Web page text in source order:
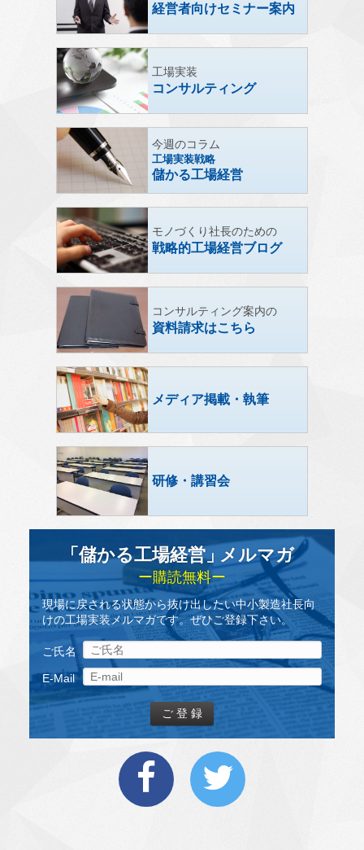
経営者向けセミナー案内
工場実装
コンサルティング
今週のコラム
工場実装戦略
儲かる工場経営
モノづくり社長のための
戦略的工場経営ブログ
コンサルティング案内の
資料請求はこちら
メディア掲載・執筆
研修・講習会
「儲かる工場経営」 メルマガ
ー購読無料ー
現場に戻される状態から抜け出したい中小製造社長向
けの工場実装メルマガです。ぜひご登録下さい。
ご氏名
E-Mail